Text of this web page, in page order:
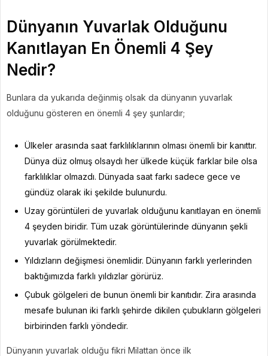
Dünyanın Yuvarlak Olduğunu
Kanıtlayan En Önemli 4 Şey
Nedir?
Bunlara da yukarıda değinmiş olsak da dünyanın yuvarlak
olduğunu gösteren en önemli 4 şey şunlardır;
Ülkeler arasında saat farklılıklarının olması önemli bir kanıttır.
Dünya düz olmuş olsaydı her ülkede küçük farklar bile olsa
farklılıklar olmazdı. Dünyada saat farkı sadece gece ve
gündüz olarak iki şekilde bulunurdu.
Uzay görüntüleri de yuvarlak olduğunu kanıtlayan en önemli
4 şeyden biridir. Tüm uzak görüntülerinde dünyanın şekli
yuvarlak görülmektedir.
Yıldızların değişmesi önemlidir. Dünyanın farklı yerlerinden
baktığımızda farklı yıldızlar görürüz.
Çubuk gölgeleri de bunun önemli bir kanıtıdır. Zira arasında
mesafe bulunan iki farklı şehirde dikilen çubukların gölgeleri
birbirinden farklı yöndedir.
Dünyanın yuvarlak olduğu fikri Milattan önce ilk